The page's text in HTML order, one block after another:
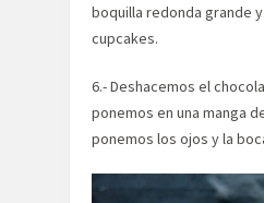
boquilla redonda grande
cupcakes.
6.- Deshacemos el
ponemos en una manga
ponemos los ojos y la